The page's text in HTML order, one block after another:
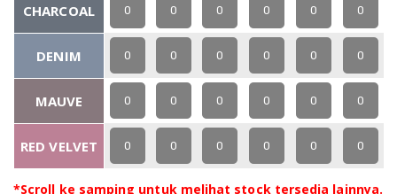
CHARCOAL 0 0 0 0 0 0
DENIM 0 0 0 0 0 0
MAUVE 0 0 0 0 0 0
RED VELVET 0 0 0 0 0 0
*Scroll ke samping untuk melihat stock tersedia lainnya.